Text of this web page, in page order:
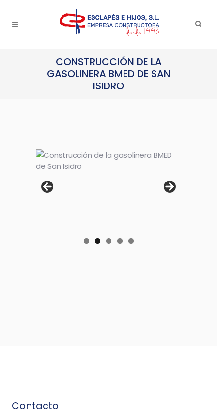
CONSTRUCCIÓN DE LA
GASOLINERA BMED DE SAN
ISIDRO
Contacto